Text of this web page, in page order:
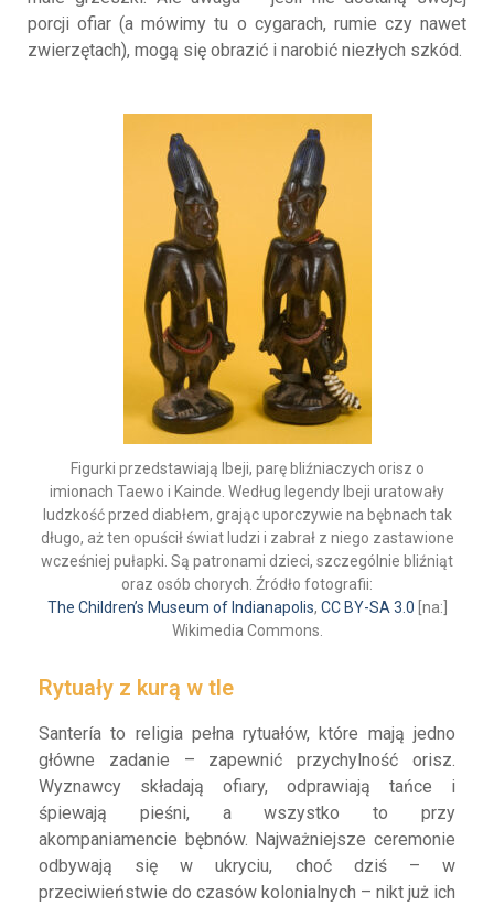
porcji ofiar (a mówimy tu o cygarach, rumie czy nawet
zwierzętach), mogą się obrazić i narobić niezłych szkód.
Figurki przedstawiają Ibeji, parę bliźniaczych orisz o
imionach Taewo i Kainde. Według legendy Ibeji uratowały
ludzkość przed diabłem, grając uporczywie na bębnach tak
długo, aż ten opuścił świat ludzi i zabrał z niego zastawione
wcześniej pułapki. Są patronami dzieci, szczególnie bliźniąt
oraz osób chorych. Źródło fotografii:
The Children’s Museum of Indianapolis, CC BY-SA 3.0 [na:]
Wikimedia Commons.
Rytuały z kurą w tle
Santería to religia pełna rytuałów, które mają jedno
główne zadanie – zapewnić przychylność orisz.
Wyznawcy składają ofiary, odprawiają tańce i
śpiewają pieśni, a wszystko to przy
akompaniamencie bębnów. Najważniejsze ceremonie
odbywają się w ukryciu, choć dziś – w
przeciwieństwie do czasów kolonialnych – nikt już ich